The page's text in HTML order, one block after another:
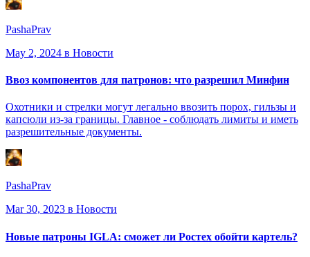
PashaPrav
May 2, 2024 в Новости
Ввоз компонентов для патронов: что разрешил Минфин
Охотники и стрелки могут легально ввозить порох, гильзы и
капсюли из-за границы. Главное - соблюдать лимиты и иметь
разрешительные документы.
PashaPrav
Mar 30, 2023 в Новости
Новые патроны IGLA: сможет ли Ростех обойти картель?